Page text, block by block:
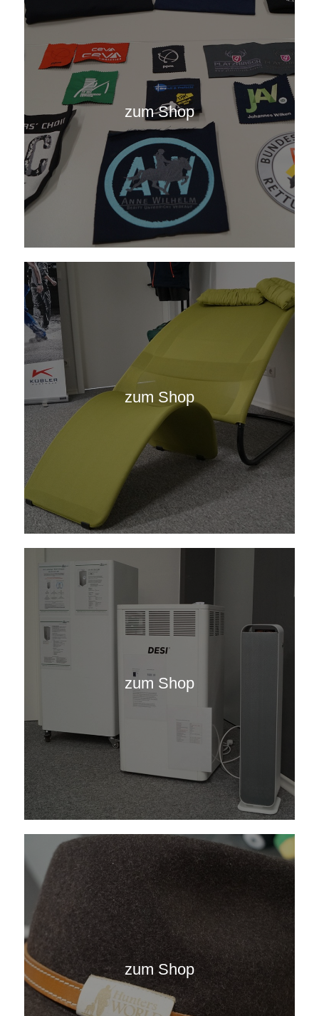
zum Shop
zum Shop
zum Shop
zum Shop